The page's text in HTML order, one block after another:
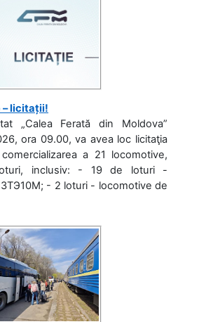
licitații!
„Calea Ferată din Moldova”
ora 09.00, va avea loc licitaţia
a 21 locomotive,
inclusiv: - 19 de loturi -
- 2 loturi - locomotive de